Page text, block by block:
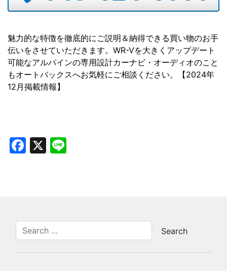
魅力的な特徴を徹底的にご説明＆納得できる買い物のお手
伝いをさせていただきます。WR-Vを大きくアップデート
可能なアルパインの専用設計カーナビ・オーディオのこと
もオートバックスへお気軽にご相談ください。【2024年
12月掲載情報】
Facebook
X